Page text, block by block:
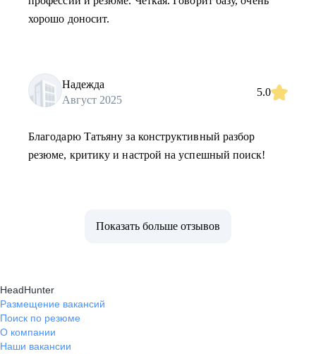
хорошо доносит.
Надежда
Август 2025
5.0
Благодарю Татьяну за конструктивный разбор
резюме, критику и настрой на успешный поиск!
Показать больше отзывов
HeadHunter
Размещение вакансий
Поиск по резюме
О компании
Наши вакансии